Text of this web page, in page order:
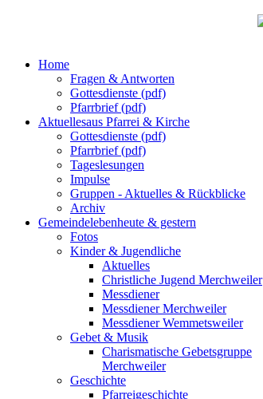
Home
Fragen & Antworten
Gottesdienste (pdf)
Pfarrbrief (pdf)
Aktuellesaus Pfarrei & Kirche
Gottesdienste (pdf)
Pfarrbrief (pdf)
Tageslesungen
Impulse
Gruppen - Aktuelles & Rückblicke
Archiv
Gemeindelebenheute & gestern
Fotos
Kinder & Jugendliche
Aktuelles
Christliche Jugend Merchweiler
Messdiener
Messdiener Merchweiler
Messdiener Wemmetsweiler
Gebet & Musik
Charismatische Gebetsgruppe
Merchweiler
Geschichte
Pfarreigeschichte